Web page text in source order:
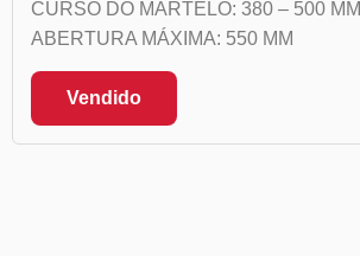
CURSO DO MARTELO: 380 – 500 MM
ABERTURA MÁXIMA: 550 MM
Vendido